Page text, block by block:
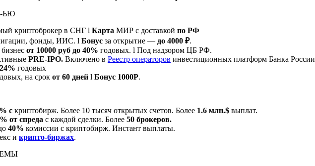
ЬЮ
криптоброкер в СНГ l Карта МИР с доставкой по РФ
фонды, ИИС. l Бонус за открытие — до 4000 ₽.
от 10000 руб до 40% годовых. l Под надзором ЦБ РФ.
PRE-IPO. Включено в Реестр операторов инвестиционных платформ Банка России
годовых
на срок от 60 дней l Бонус 1000Р.
с криптобирж. Более 10 тысяч открытых счетов. Более 1.6 млн.$ выплат.
от спреда с каждой сделки. Более 50 брокеров.
40% комиссии с криптобирж. Инстант выплаты.
и крипто-биржах.